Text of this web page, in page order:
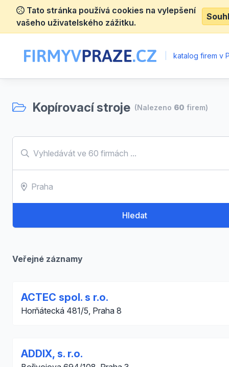
Tato stránka používá cookies na vylepšení
vašeho uživatelského zážitku.
katalog firem v
Kopírovací stroje (Nalezeno 60 firem)
Hledat
Veřejné záznamy
ACTEC spol. s r.o.
Horňátecká 481/5, Praha 8
ADDIX, s. r.o.